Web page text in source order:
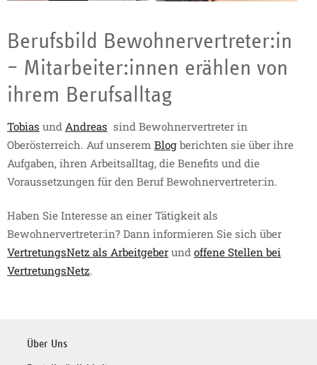
Berufsbild Bewohnervertreter:in
– Mitarbeiter:innen erählen von
ihrem Berufsalltag
Tobias und Andreas sind Bewohnervertreter in
Oberösterreich. Auf unserem Blog berichten sie über ihre
Aufgaben, ihren Arbeitsalltag, die Benefits und die
Voraussetzungen für den Beruf Bewohnervertreter:in.
Haben Sie Interesse an einer Tätigkeit als
Bewohnervertreter:in? Dann informieren Sie sich über
VertretungsNetz als Arbeitgeber und offene Stellen bei
VertretungsNetz.
Über Uns